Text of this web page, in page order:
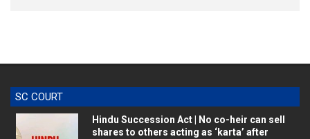
SC COURT
Hindu Succession Act | No co-heir can sell
shares to others acting as ‘karta’ after
succession without will: Supreme Court